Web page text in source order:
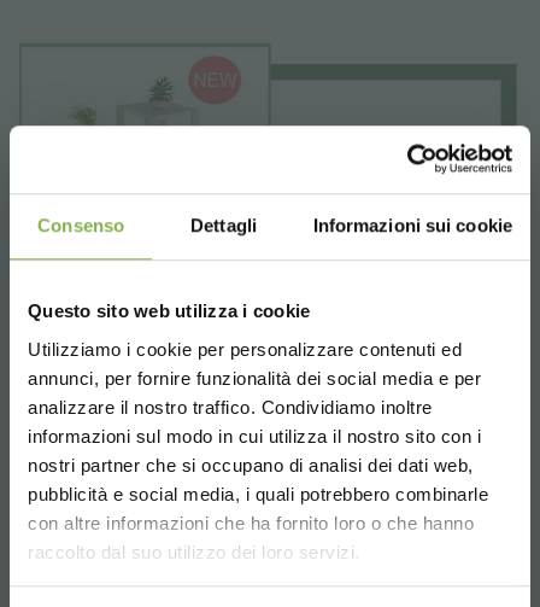
Consenso Dettagli Informazioni sui cookie
Questo sito web utilizza i cookie
Utilizziamo i cookie per personalizzare contenuti ed
annunci, per fornire funzionalità dei social media e per
analizzare il nostro traffico. Condividiamo inoltre
informazioni sul modo in cui utilizza il nostro sito con i
nostri partner che si occupano di analisi dei dati web,
pubblicità e social media, i quali potrebbero combinarle
con altre informazioni che ha fornito loro o che hanno
raccolto dal suo utilizzo dei loro servizi.
Choose the country you are in and your
language for a better browsing experience
REGISTRATI E RISPARMIA
SUBITO!
Crea un account e ottieni subito
vantaggi esclusivi:
5 % di scontosul tuo primo ordine *
2 % di sconto sempresu tutti i tuoi acquisti